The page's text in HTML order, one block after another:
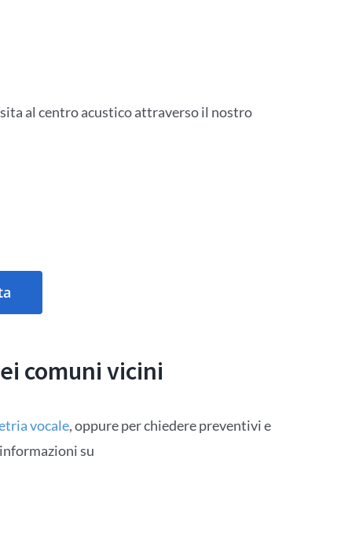
al centro acustico attraverso il nostro
comuni vicini
vocale, oppure per chiedere preventivi e
su